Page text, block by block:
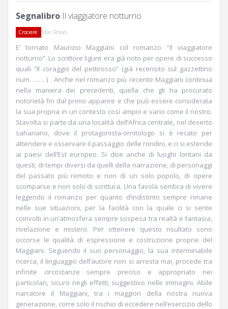
Segnalibro Il viaggiatore notturno
Crociere Mar Rosso
E’ tornato Maurizio Maggiani col romanzo “Il viaggiatore
notturno”. Lo scrittore ligure era già noto per opere di successo
quali “Il coraggio del pettirosso” (già recensito sul gazzettino
num. …… ) . Anche nel romanzo più recente Maggiani continua
nella maniera dei precedenti, quella che gli ha procurato
notorietà fin dal primo apparire e che può essere considerata
la sua propria in un contesto così ampio e vario come il nostro.
Stavolta si parte da una località dell’Africa centrale, nel deserto
sahariano, dove il protagonista-ornitologo si è recato per
attendere e osservare il passaggio delle rondini, e ci si estende
ai paesi dell’Est europeo. Si dice anche di luoghi lontani da
questi, di tempi diversi da quelli della narrazione, di personaggi
del passato più remoto e non di un solo popolo, di opere
scomparse e non solo di scrittura. Una favola sembra di vivere
leggendo il romanzo per quanto d’indistinto sempre rimane
nelle sue situazioni, per la facilità con la quale ci si sente
coinvolti in un’atmosfera sempre sospesa tra realtà e fantasia,
rivelazione e mistero. Per ottenere questo risultato sono
occorse le qualità di espressione e costruzione proprie del
Maggiani. Seguendo il suo personaggio, la sua interminabile
ricerca, il linguaggio dell’autore non si arresta mai, procede tra
infinite circostanze sempre preciso e appropriato nei
particolari, sicuro negli effetti, suggestivo nelle immagini. Abile
narratore il Maggiani, tra i maggiori della nostra nuova
generazione, corre solo il rischio di eccedere nell’esercizio dello